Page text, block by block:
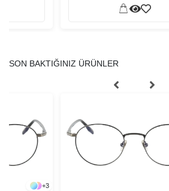
SON BAKTIĞINIZ ÜRÜNLER
+3